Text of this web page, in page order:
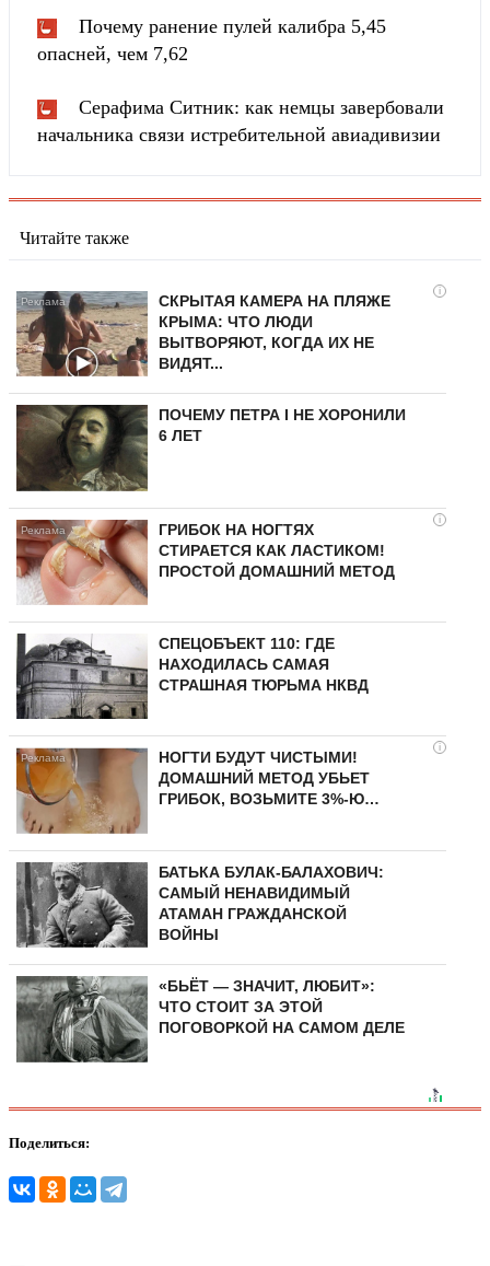
Почему ранение пулей калибра 5,45
опасней, чем 7,62
Серафима Ситник: как немцы завербовали
начальника связи истребительной авиадивизии
Читайте также
i
СКРЫТАЯ КАМЕРА НА ПЛЯЖЕ
КРЫМА: ЧТО ЛЮДИ
ВЫТВОРЯЮТ, КОГДА ИХ НЕ
ВИДЯТ...
ПОЧЕМУ ПЕТРА I НЕ ХОРОНИЛИ
6 ЛЕТ
i
ГРИБОК НА НОГТЯХ
СТИРАЕТСЯ КАК ЛАСТИКОМ!
ПРОСТОЙ ДОМАШНИЙ МЕТОД
СПЕЦОБЪЕКТ 110: ГДЕ
НАХОДИЛАСЬ САМАЯ
СТРАШНАЯ ТЮРЬМА НКВД
i
НОГТИ БУДУТ ЧИСТЫМИ!
ДОМАШНИЙ МЕТОД УБЬЕТ
ГРИБОК, ВОЗЬМИТЕ 3%-Ю…
БАТЬКА БУЛАК-БАЛАХОВИЧ:
САМЫЙ НЕНАВИДИМЫЙ
АТАМАН ГРАЖДАНСКОЙ
ВОЙНЫ
«БЬЁТ — ЗНАЧИТ, ЛЮБИТ»:
ЧТО СТОИТ ЗА ЭТОЙ
ПОГОВОРКОЙ НА САМОМ ДЕЛЕ
Поделиться: